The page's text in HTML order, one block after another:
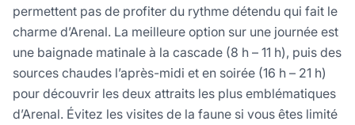
permettent pas de profiter du rythme détendu qui fait le
charme d’Arenal. La meilleure option sur une journée est
une baignade matinale à la cascade (8 h – 11 h), puis des
sources chaudes l’après-midi et en soirée (16 h – 21 h)
pour découvrir les deux attraits les plus emblématiques
d’Arenal. Évitez les visites de la faune si vous êtes limité